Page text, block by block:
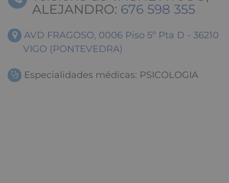
ALEJANDRO: 676 598 355
AVD FRAGOSO, 0006 Piso 5º Pta D - 36210
VIGO (PONTEVEDRA)
Especialidades médicas: PSICOLOGIA